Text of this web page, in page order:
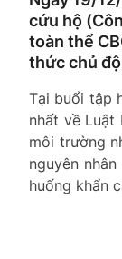
cứu hộ
toàn thể
thức chủ
Tại buổi tập
nhất về Luật
môi trường
nguyên
huống khẩn